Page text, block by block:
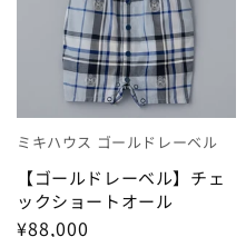
ミキハウス ゴールドレーベル
【ゴールドレーベル】チェ
ックショートオール
¥88,000